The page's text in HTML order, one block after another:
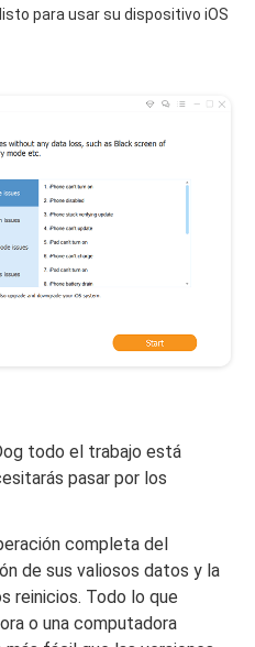
para usar su dispositivo iOS
todo el trabajo está
pasar por los
completa del
de sus valiosos datos y la
reinicios. Todo lo que
o una computadora